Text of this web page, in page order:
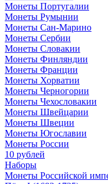
Монеты Португалии
Монеты Румынии
Монеты Сан-Марино
Монеты Сербии
Монеты Словакии
Монеты Финляндии
Монеты Франции
Монеты Хорватии
Монеты Черногории
Монеты Чехословакии
Монеты Швейцарии
Монеты Швеции
Монеты Югославии
Монеты России
10 рублей
Наборы
Монеты Российской